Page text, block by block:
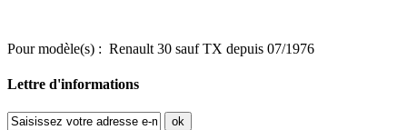
Pour modèle(s) : Renault 30 sauf TX depuis 07/1976
Lettre d'informations
ok